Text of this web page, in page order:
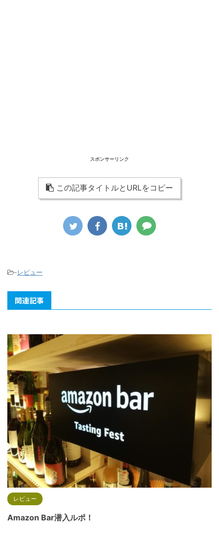
スポンサーリンク
この記事タイトルとURLをコピー
-レビュー
関連記事
レビュー
Amazon Bar潜入ルポ！